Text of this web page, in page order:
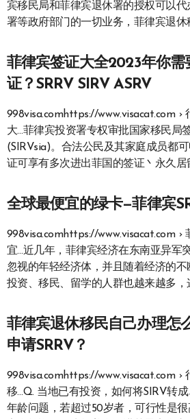
宾移民局和菲律宾退休署的授权可以
署等政府部门的一切业务，菲律宾退休
菲律宾签证大全2023年你需
证？SRRV SIRV ASRV
998visa.comhttps://www.visacat.com ›
大…菲律宾投资署专权审批国家移民局
(SIRVsia)。合法公民及其家庭成员都
证可享有多次进出菲国的签证丶永久
全球最便宜的绿卡—菲律宾
998visa.comhttps://www.visacat.com ›
宜…近几年，菲律宾经济在东南亚异军
忽视的年轻经济体，并且随着经济的
投资、移民、留学的人群也越来越多，
菲律宾退休移民自己办理怎
申请SRRV？
998visa.comhttps://www.visacat.com ›
移…Q. 当地已有投资，如何将SIRV转成
年龄问题，若超过50岁者，可行性是